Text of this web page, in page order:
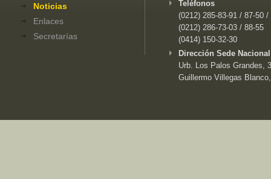
Noticias
Enlaces
Secretarías
Teléfonos
(0212) 285-83-91 / 87-50 /
(0212) 286-73-03 / 88-55
(0414) 150-32-30
Dirección Sede
Urb. Los Palos Grandes,
Guillermo Villegas